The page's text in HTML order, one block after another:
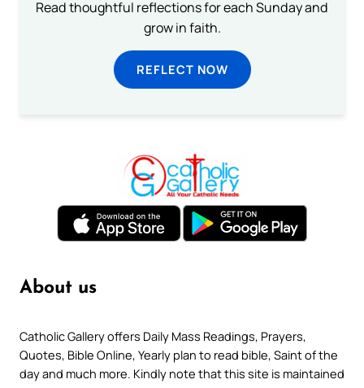
Read thoughtful reflections for each Sunday and
grow in faith.
REFLECT NOW
About us
Catholic Gallery offers Daily Mass Readings, Prayers,
Quotes, Bible Online, Yearly plan to read bible, Saint of the
day and much more. Kindly note that this site is maintained